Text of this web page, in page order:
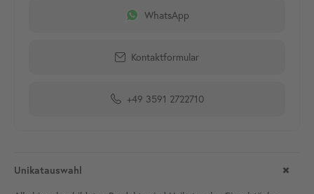
WhatsApp
Kontaktformular
+49 3591 2722710
Unikatauswahl